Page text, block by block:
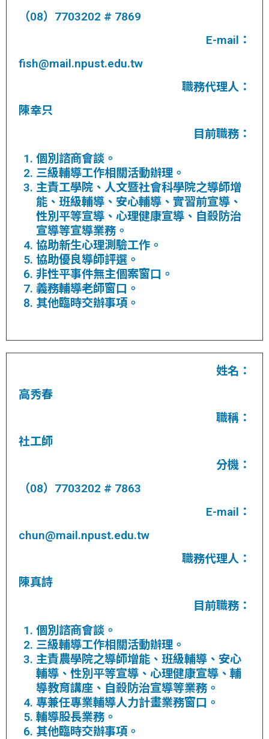
（08）7703202 # 7869
E-mail：
fish@mail.npust.edu.tw
職務代理人：
陳幸只
目前職務：
個別諮商會談。
三級輔導工作相關活動辦理。
主責工學院、人文暨社會科學院之導師增
能、班級輔導、安心輔導、實習前宣導、
性別平等宣導、心理健康宣導、自殺防治
宣導等宣導業務。
協助新生心理測驗工作。
協助優良導師評選。
非性平事件無主個案窗口。
義務輔導老師窗口。
其他臨時交辦事項。
姓名：
高秀春
職稱：
社工師
分機：
（08）7703202 # 7863
E-mail：
chun@mail.npust.edu.tw
職務代理人：
陳真詩
目前職務：
個別諮商會談。
三級輔導工作相關活動辦理。
主責農學院之導師增能、班級輔導、安心
輔導、性別平等宣導、心理健康宣導、輔
導教育講座、自殺防治宣導等業務。
專兼任專業輔導人力計畫業務窗口。
輔導股長業務。
其他臨時交辦事項。